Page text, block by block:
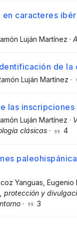
en caracteres
Luján Martínez ·
de la
Luján Martínez ·
las
Luján Martínez ·
clásicas · 4
Yanguas ,
protección y
· 3